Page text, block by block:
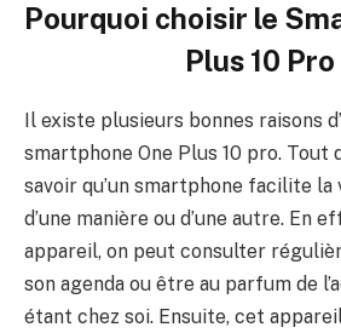
Pourquoi choisir le
Plus 10 Pro
Il existe plusieurs bonnes raisons
smartphone One Plus 10 pro. Tout
savoir qu’un smartphone facilite
d’une manière ou d’une autre. En
appareil, on peut consulter
son agenda ou être au parfum de
étant chez soi. Ensuite, cet